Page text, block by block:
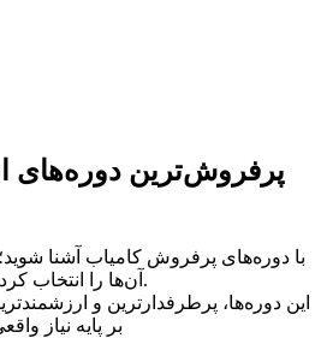
پرفروش‌ترین‌ دوره‌های
با دوره‌های پرفروش کامیاب آشنا
آن‌ها را انتخاب کرده‌اند و نتایج واقعی گرفته‌اند.
این دوره‌ها، پرطرفدارترین و
بر پایه نیاز